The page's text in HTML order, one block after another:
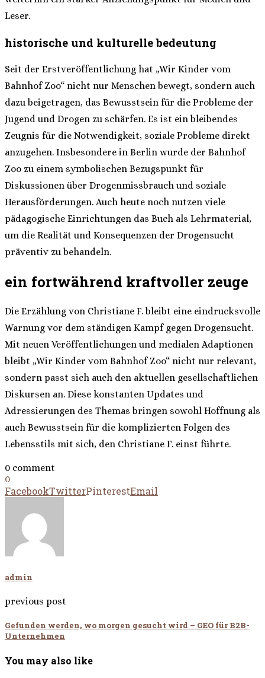
Leser.
historische und kulturelle bedeutung
Seit der Erstveröffentlichung hat „Wir Kinder vom
Bahnhof Zoo“ nicht nur Menschen bewegt, sondern auch
dazu beigetragen, das Bewusstsein für die Probleme der
Jugend und Drogen zu schärfen. Es ist ein bleibendes
Zeugnis für die Notwendigkeit, soziale Probleme direkt
anzugehen. Insbesondere in Berlin wurde der Bahnhof
Zoo zu einem symbolischen Bezugspunkt für
Diskussionen über Drogenmissbrauch und soziale
Herausförderungen. Auch heute noch nutzen viele
pädagogische Einrichtungen das Buch als Lehrmaterial,
um die Realität und Konsequenzen der Drogensucht
präventiv zu behandeln.
ein fortwährend kraftvoller zeuge
Die Erzählung von Christiane F. bleibt eine eindrucksvolle
Warnung vor dem ständigen Kampf gegen Drogensucht.
Mit neuen Veröffentlichungen und medialen Adaptionen
bleibt „Wir Kinder vom Bahnhof Zoo“ nicht nur relevant,
sondern passt sich auch den aktuellen gesellschaftlichen
Diskursen an. Diese konstanten Updates und
Adressierungen des Themas bringen sowohl Hoffnung als
auch Bewusstsein für die komplizierten Folgen des
Lebensstils mit sich, den Christiane F. einst führte.
0 comment
0
FacebookTwitterPinterestEmail
admin
previous post
Gefunden werden, wo morgen gesucht wird – GEO für B2B-
Unternehmen
You may also like